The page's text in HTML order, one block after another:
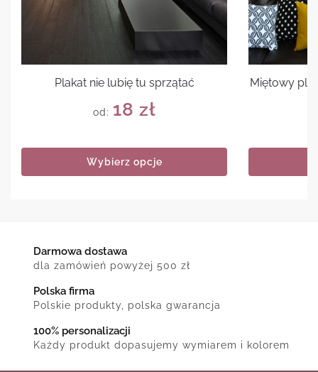
Plakat nie lubię tu sprzątać
od: 18 zł
Wybierz opcje
Miętowy
Darmowa dostawa
dla zamówień powyżej 500 zł
Polska firma
Polskie produkty, polska gwarancja
100% personalizacji
Każdy produkt dopasujemy wymiarem i kolorem